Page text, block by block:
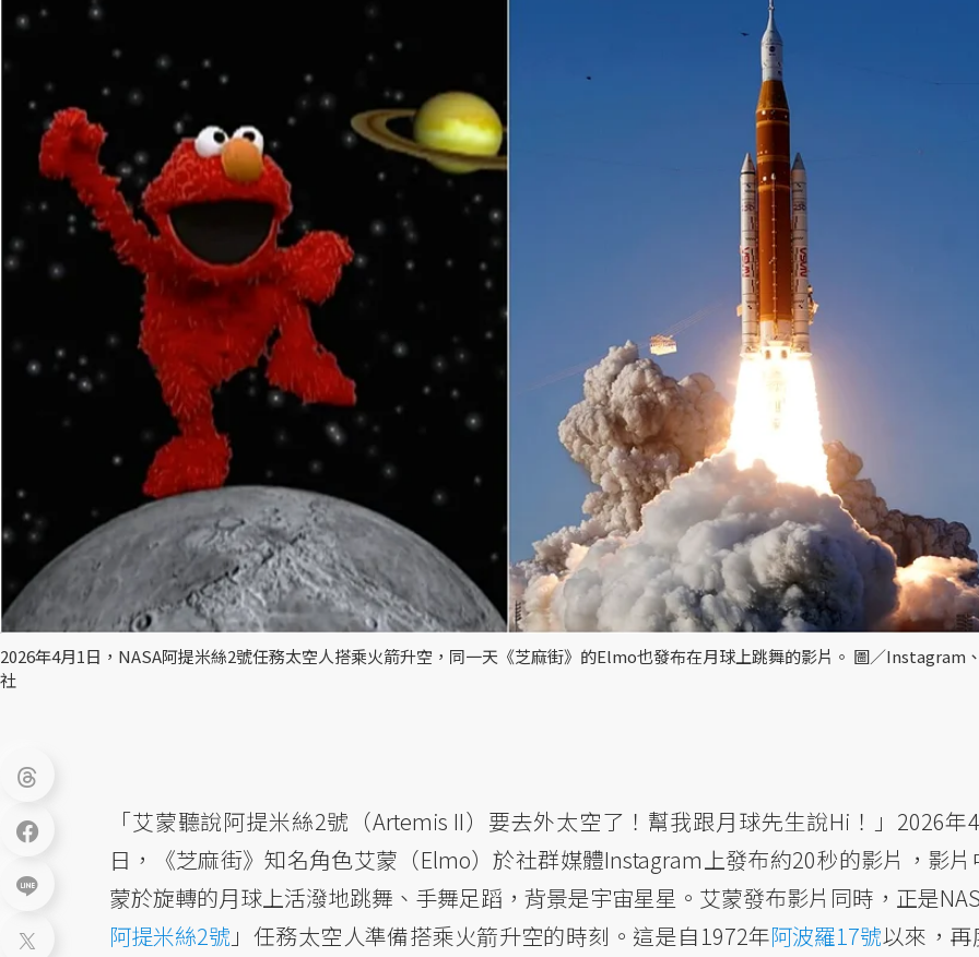
2026年4月1日，NASA阿提米絲2號任務太空人搭乘火箭升空，同一天《芝麻街》的Elmo也發布在月球上跳舞的影片。 圖／Instagram
社
「艾蒙聽說阿提米絲2號（Artemis II）要去外太空了！幫我跟月球先生說Hi！」2026年
日，《芝麻街》知名角色艾蒙（Elmo）於社群媒體Instagram上發布約20秒的影片，影片
蒙於旋轉的月球上活潑地跳舞、手舞足蹈，背景是宇宙星星。艾蒙發布影片同時，正是
阿提米絲2號 」任務太空人準備搭乘火箭升空的時刻。這是自1972年阿波羅17號以來，再